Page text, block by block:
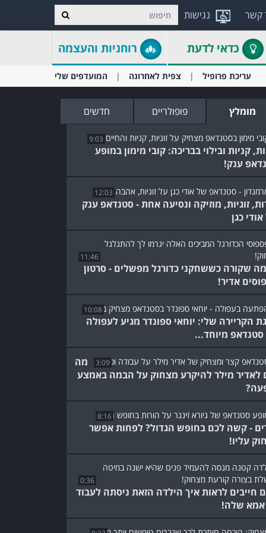
נגישות קשר
כדאי לדעת רוחניות והעצמה
עריכת פרופיל צפית לאחרונה המועדפים שלי
מומלץ פופולריים חדשים
9:03
קניות ובילוי בבריכה: קובי מימון במופע
ענק!
12:03
זוגיות, מוזיקה ונסיעה אחת - סטנדאפ ענק
כגן
11:46
שקורה כששחקני כדורגל מפשלים - סרטון
אדיר!
10:08
הקריירה שלי: יוחאי ספונדר מגיע לעפולה
מיוחד...
3:09
מה
לאדיר מילר להיקרע מצחוק על הבמה באמצע
8:16
- קשה לכם בחופש הגדול? לפחות אפשר
עליו!
0:36
חייבים לראות איך הילדה הזאת ניסתה לעבוד
אמא שלה!